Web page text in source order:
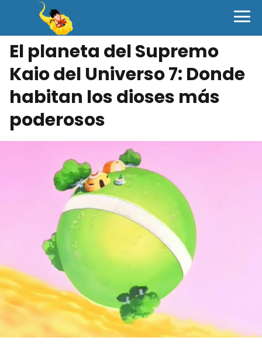
El planeta del Supremo
Kaio del Universo 7: Donde
habitan los dioses más
poderosos